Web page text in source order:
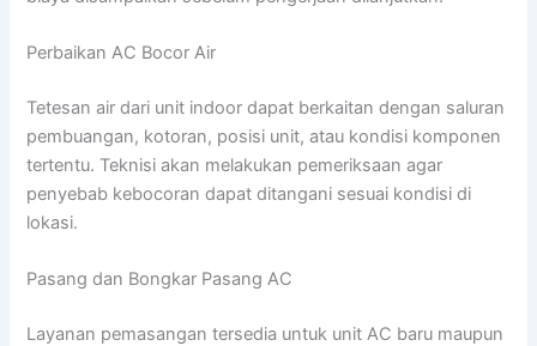
Perbaikan AC Bocor Air
Tetesan air dari unit indoor dapat berkaitan dengan saluran
pembuangan, kotoran, posisi unit, atau kondisi komponen
tertentu. Teknisi akan melakukan pemeriksaan agar
penyebab kebocoran dapat ditangani sesuai kondisi di
lokasi.
Pasang dan Bongkar Pasang AC
Layanan pemasangan tersedia untuk unit AC baru maupun